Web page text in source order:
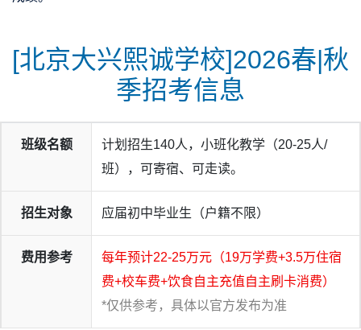
[北京大兴熙诚学校]2026春|秋
季招考信息
班级名额
计划招生140人，小班化教学（20-25人/
班），可寄宿、可走读。
招生对象 应届初中毕业生（户籍不限）
费用参考
每年预计22-25万元（19万学费+3.5万住宿
费+校车费+饮食自主充值自主刷卡消费）
*仅供参考，具体以官方发布为准